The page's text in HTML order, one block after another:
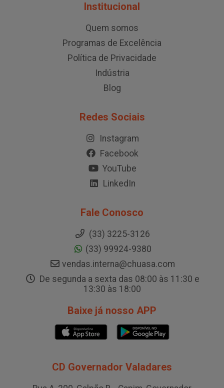
Institucional
Quem somos
Programas de Excelência
Política de Privacidade
Indústria
Blog
Redes Sociais
Instagram
Facebook
YouTube
LinkedIn
Fale Conosco
(33) 3225-3126
(33) 99924-9380
vendas.interna@chuasa.com
De segunda a sexta das 08:00 às 11:30 e
13:30 às 18:00
Baixe já nosso APP
CD Governador Valadares